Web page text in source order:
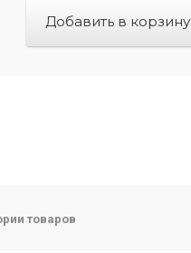
Добавить в корзину
товаров